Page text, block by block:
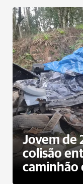
Jovem de
colisão
caminhão